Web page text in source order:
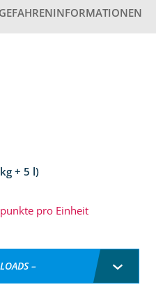
GEFAHRENINFORMATIONEN
+ 5 l)
pro Einheit
–